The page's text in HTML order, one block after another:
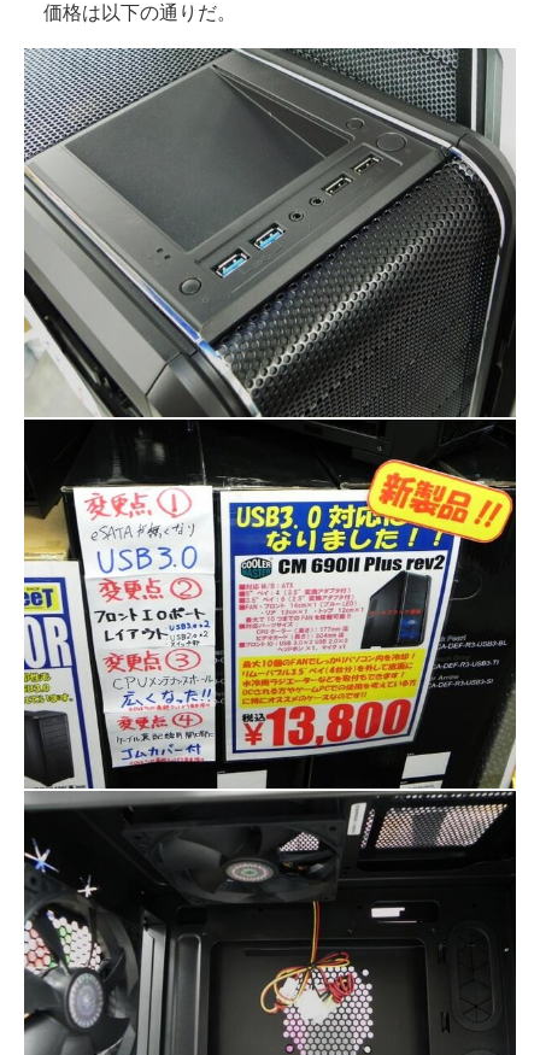
価格は以下の通りだ。